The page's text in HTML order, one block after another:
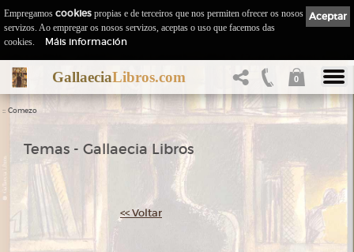
GallaeciaLibros.com 0
:: Comezo
Temas - Gallaecia Libros
<< Voltar
Aceptar
Empregamos cookies propias e de terceiros que nos permiten ofrecer os nosos
servizos. Ao empregar os nosos servizos, aceptas o uso que facemos das
cookies.
Máis información